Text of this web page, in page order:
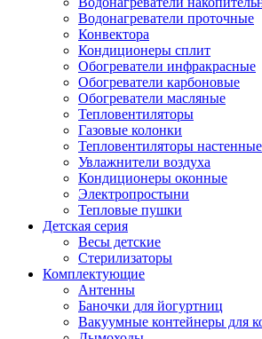
Водонагреватели проточные
Конвектора
Кондиционеры сплит
Обогреватели инфракрасные
Обогреватели карбоновые
Обогреватели масляные
Тепловентиляторы
Газовые колонки
Тепловентиляторы настенные
Увлажнители воздуха
Кондиционеры оконные
Электропростыни
Тепловые пушки
Детская серия
Весы детские
Стерилизаторы
Комплектующие
Антенны
Баночки для йогуртниц
Вакуумные контейнеры для